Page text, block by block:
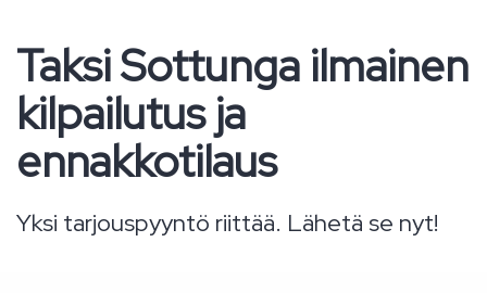
Taksi Sottunga ilmainen
kilpailutus ja
ennakkotilaus
Yksi tarjouspyyntö riittää. Lähetä se nyt!